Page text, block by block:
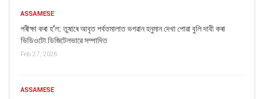
ASSAMESE
পৰীক্ষা কৰা হ’ল: তুষাৰে আবৃত পৰ্বতমালাত ভগৱান হনুমান দেখা পোৱা বুলি দাবী কৰা
ভিডিওটো ডিজিটেলভাৱে সম্পাদিত
Feb 27, 2026
ASSAMESE